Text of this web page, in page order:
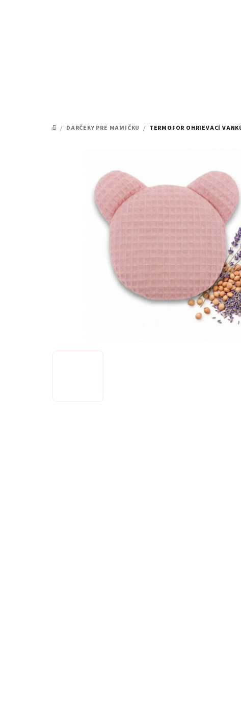
DOMOV
/ DARČEKY PRE MAMIČKU / TERMOFOR OHRIEVACÍ